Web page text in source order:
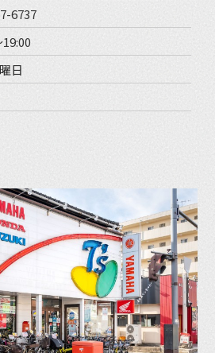
6737
日